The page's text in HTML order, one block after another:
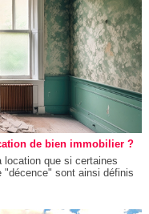
de bien immobilier ?
location que si certaines
sont ainsi définis